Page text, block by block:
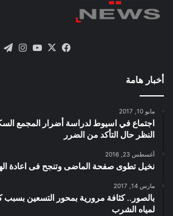
فيسبوك
X يوتيوب
أخبار هامة
مايو 10, 2017
اجتماع في اسيوط لدراسة أضرار المجمع
النظر حال التأكد من الضرر
أغسطس 23, 2016
نخيل تطوى صفحة الماضى وتنجح فى اعادة
مارس 14, 2017
بالصور.. كثافة مرورية بمحور التسعين
لمياه الشرب